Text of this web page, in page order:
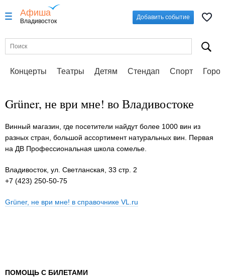
Афиша
Владивосток
Добавить событие
Концерты Театры Детям Стендап Спорт
Grüner, не ври мне! во Владивостоке
Винный магазин, где посетители найдут более 1000 вин из
разных стран, большой ассортимент натуральных вин. Первая
на ДВ Профессиональная школа сомелье.
Владивосток, ул. Светланская, 33 стр. 2
+7 (423) 250-50-75
Grüner, не ври мне! в справочнике VL.ru
ПОМОЩЬ С БИЛЕТАМИ